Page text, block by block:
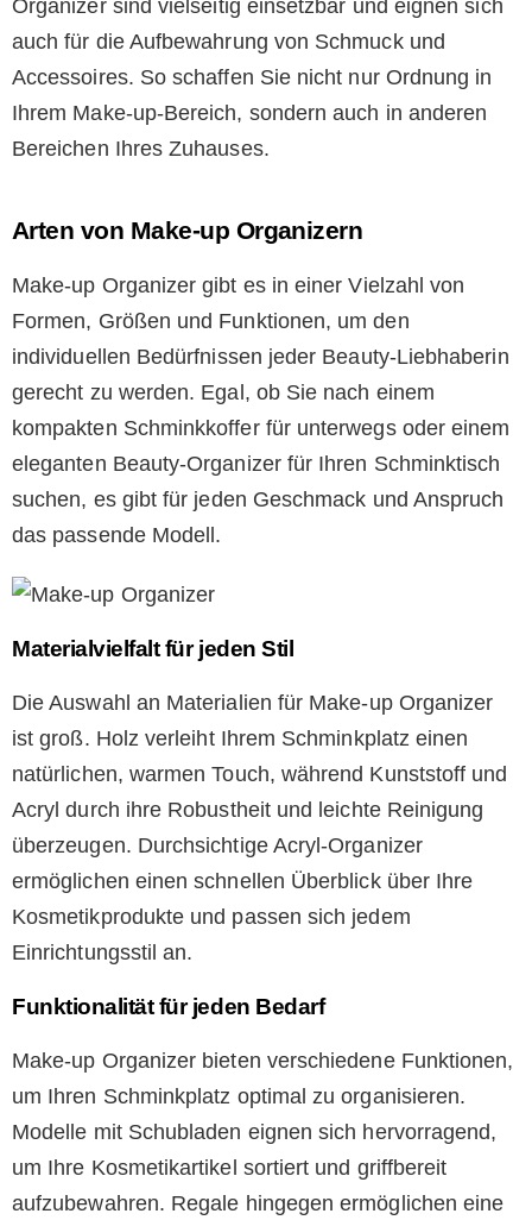
Organizer sind vielseitig einsetzbar und eignen sich
auch für die Aufbewahrung von Schmuck und
Accessoires. So schaffen Sie nicht nur Ordnung in
Ihrem Make-up-Bereich, sondern auch in anderen
Bereichen Ihres Zuhauses.
Arten von Make-up Organizern
Make-up Organizer gibt es in einer Vielzahl von
Formen, Größen und Funktionen, um den
individuellen Bedürfnissen jeder Beauty-Liebhaberin
gerecht zu werden. Egal, ob Sie nach einem
kompakten Schminkkoffer für unterwegs oder einem
eleganten Beauty-Organizer für Ihren Schminktisch
suchen, es gibt für jeden Geschmack und Anspruch
das passende Modell.
Materialvielfalt für jeden Stil
Die Auswahl an Materialien für Make-up Organizer
ist groß. Holz verleiht Ihrem Schminkplatz einen
natürlichen, warmen Touch, während Kunststoff und
Acryl durch ihre Robustheit und leichte Reinigung
überzeugen. Durchsichtige Acryl-Organizer
ermöglichen einen schnellen Überblick über Ihre
Kosmetikprodukte und passen sich jedem
Einrichtungsstil an.
Funktionalität für jeden Bedarf
Make-up Organizer bieten verschiedene Funktionen,
um Ihren Schminkplatz optimal zu organisieren.
Modelle mit Schubladen eignen sich hervorragend,
um Ihre Kosmetikartikel sortiert und griffbereit
aufzubewahren. Regale hingegen ermöglichen eine